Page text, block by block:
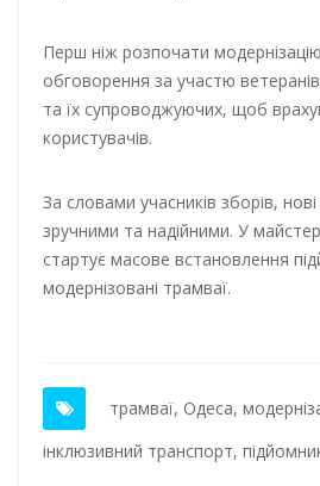
Перш ніж розпочати
обговорення за участю
та їх супроводжуючих, щоб
користувачів.
За словами учасників зборів,
зручними та надійними. У
стартує масове встановлення
модернізовані трамваї.
трамваї, Одеса,
інклюзивний транспорт,